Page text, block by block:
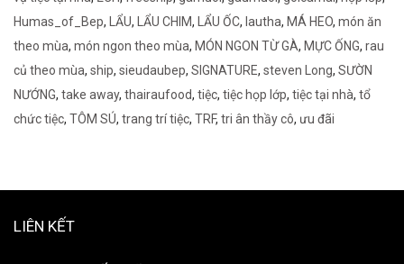
Humas_of_Bep, LẨU, LẨU CHIM, LẨU ỐC, lautha, MÁ HEO, món ăn
theo mùa, món ngon theo mùa, MÓN NGON TỪ GÀ, MỰC ỐNG, rau
củ theo mùa, ship, sieudaubep, SIGNATURE, steven Long, SƯỜN
NƯỚNG, take away, thairaufood, tiệc, tiệc họp lớp, tiệc tại nhà, tổ
chức tiệc, TÔM SÚ, trang trí tiệc, TRF, tri ân thầy cô, ưu đãi
LIÊN KẾT